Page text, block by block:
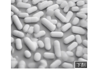
下剤